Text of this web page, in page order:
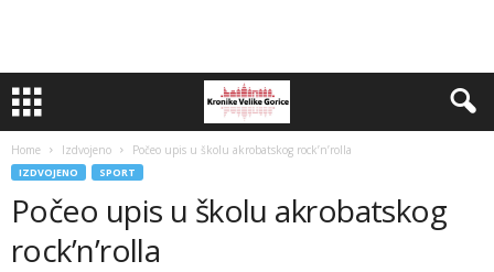
Home Izdvojeno Počeo upis u školu akrobatskog rock’n’rolla
IZDVOJENO SPORT
Počeo upis u školu akrobatskog
rock’n’rolla